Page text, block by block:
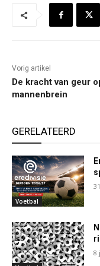
Vorig artikel
De kracht van geur
mannenbrein
GERELATEERD
Voetbal
8